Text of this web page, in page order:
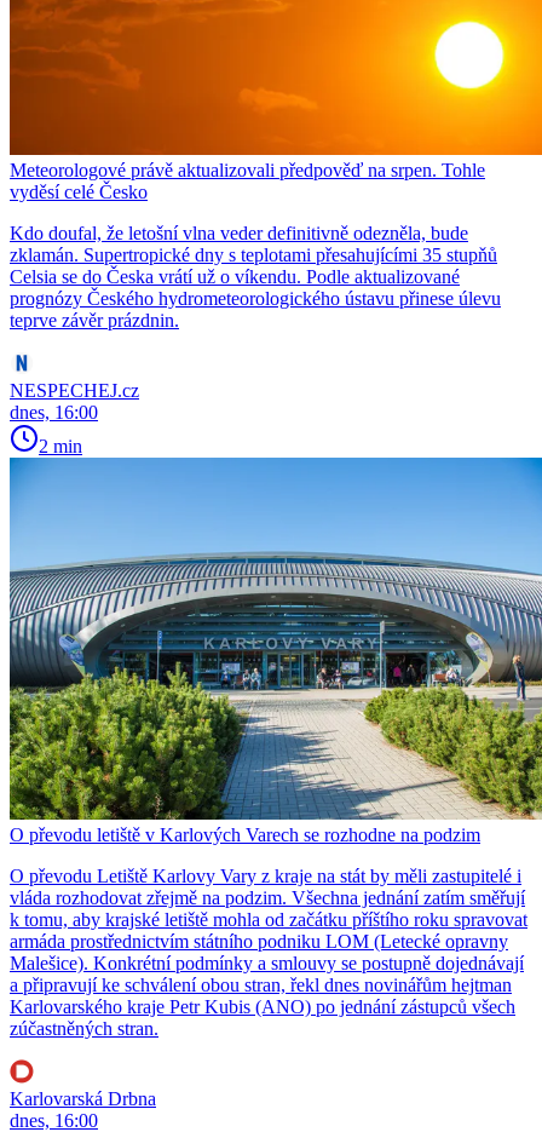
Meteorologové právě aktualizovali předpověď na srpen. Tohle
vyděsí celé Česko
Kdo doufal, že letošní vlna veder definitivně odezněla, bude
zklamán. Supertropické dny s teplotami přesahujícími 35 stupňů
Celsia se do Česka vrátí už o víkendu. Podle aktualizované
prognózy Českého hydrometeorologického ústavu přinese úlevu
teprve závěr prázdnin.
NESPECHEJ.cz
dnes, 16:00
2 min
O převodu letiště v Karlových Varech se rozhodne na podzim
O převodu Letiště Karlovy Vary z kraje na stát by měli zastupitelé i
vláda rozhodovat zřejmě na podzim. Všechna jednání zatím směřují
k tomu, aby krajské letiště mohla od začátku příštího roku spravovat
armáda prostřednictvím státního podniku LOM (Letecké opravny
Malešice). Konkrétní podmínky a smlouvy se postupně dojednávají
a připravují ke schválení obou stran, řekl dnes novinářům hejtman
Karlovarského kraje Petr Kubis (ANO) po jednání zástupců všech
zúčastněných stran.
Karlovarská Drbna
dnes, 16:00